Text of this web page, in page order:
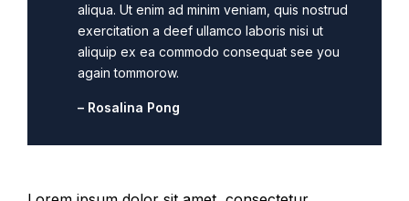
aliqua. Ut enim ad minim veniam, quis nostrud
exercitation a deef ullamco laboris nisi ut
aliquip ex ea commodo consequat see you
again tommorow.
– Rosalina Pong